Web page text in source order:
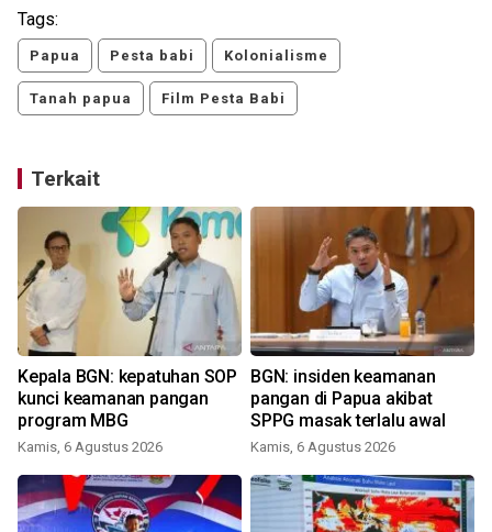
Tags:
Papua Pesta babi Kolonialisme
Tanah papua Film Pesta Babi
Terkait
Kepala BGN: kepatuhan SOP
kunci keamanan pangan
program MBG
Kamis, 6 Agustus 2026
BGN: insiden keamanan
pangan di Papua akibat
SPPG masak terlalu awal
Kamis, 6 Agustus 2026